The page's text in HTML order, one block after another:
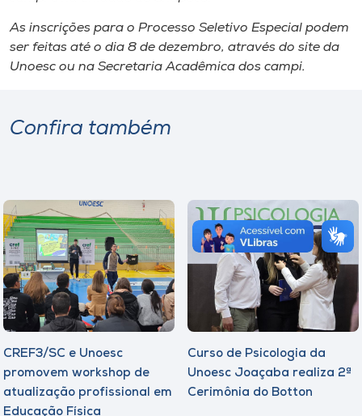
As inscrições para o Processo Seletivo Especial podem
ser feitas até o dia 8 de dezembro, através do site da
Unoesc ou na Secretaria Acadêmica dos campi.
Confira também
CREF3/SC e Unoesc
promovem workshop de
atualização profissional em
Educação Física
Curso de Psicologia da
Unoesc Joaçaba realiza 2ª
Cerimônia do Botton